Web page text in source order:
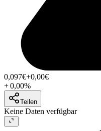
0,097€+0,00€
+0,00%
Teilen
Keine Daten verfügbar